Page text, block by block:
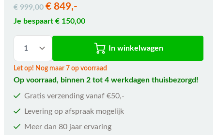
€ 999,00 € 849,-
Je bespaart € 150,00
In winkelwagen
Let op! Nog maar 7 op voorraad
Op voorraad, binnen 2 tot 4 werkdagen thuisbezorgd!
Gratis verzending vanaf €50,-
Levering op afspraak mogelijk
Meer dan 80 jaar ervaring